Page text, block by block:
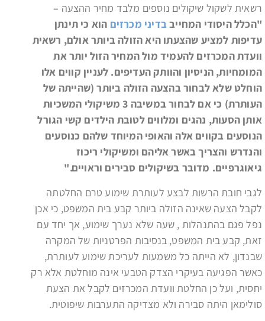
רשאית לשקול שיקולים נוספים מלבד מחיר ההצעה –
"הכלל היסודי המחייבבדיני מכרזים הוא כי תינתן
עדיפות למציע שהצעתו היא הזולה ביותר אולם, רשאית
וועדת המכרזים להעמיד מול המחיר הזול יותר את
המומחיות, הניסיון והוותק העדיפים. לעניין קווים אלו
הוחלט שלא לבחור בהצעה הזולה ביותר (שהייתה של
העותרת) כי אם לבחור במשיבה 3 משיקולי המשכיות
אותן הסעות, נהגים ומלווים לטובת הילדים קשי הגורל
הנוסעים בקווים אלה והאופי המיוחד שלהם כנוסעים
והנדרש והצריך באשר אליהם ומשיקולי ריכוז
גיאוגרפיים. מדובר בשיקולים סבירים וראויים."
לגבי חובת הרשות לבצע לעותרת שימוע טרם החלטתה
לקבל הצעה שאינה הזולה ביותר קבע בית המשפט, כי אכן
נפל פגם בהתנהלות , שעה שלא נערך שימוע, אך יחד עם
זאת, קבע בית המשפט, בנסיבות הפרטניות של המקרה
שבנדון, לא הייתה כל משמעות לעריכת שימוע לעותרת,
כאשר הפגיעה בעיקרי הצדק הטבעי אינה מוחלטת אלא רק
יחסית, ועל כן החלטת וועדת המכרזים לקבל את הצעת
סולימאן היתה סבירה ולא מצדיקה התערבות שיפוטית.